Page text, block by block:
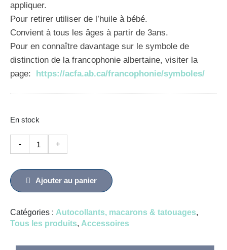
appliquer.
Pour retirer utiliser de l’huile à bébé.
Convient à tous les âges à partir de 3ans.
Pour en connaître davantage sur le symbole de
distinction de la francophonie albertaine, visiter la
page: https://acfa.ab.ca/francophonie/symboles/
En stock
-
quantité
de
-
50
(format
+
Ajouter au panier
Catégories : Autocollants, macarons & tatouages,
Tous les produits, Accessoires